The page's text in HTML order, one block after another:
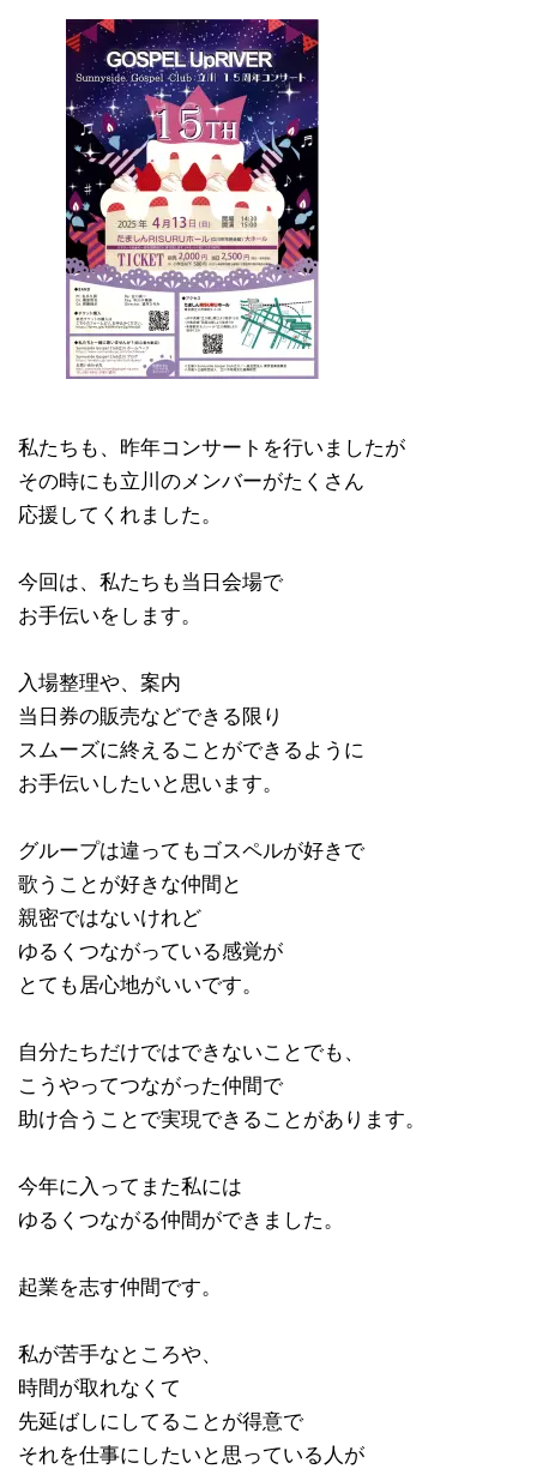
私たちも、昨年コンサートを行いましたが
その時にも立川のメンバーがたくさん
応援してくれました。
今回は、私たちも当日会場で
お手伝いをします。
入場整理や、案内
当日券の販売などできる限り
スムーズに終えることができるように
お手伝いしたいと思います。
グループは違ってもゴスペルが好きで
歌うことが好きな仲間と
親密ではないけれど
ゆるくつながっている感覚が
とても居心地がいいです。
自分たちだけではできないことでも、
こうやってつながった仲間で
助け合うことで実現できることがあります。
今年に入ってまた私には
ゆるくつながる仲間ができました。
起業を志す仲間です。
私が苦手なところや、
時間が取れなくて
先延ばしにしてることが得意で
それを仕事にしたいと思っている人が